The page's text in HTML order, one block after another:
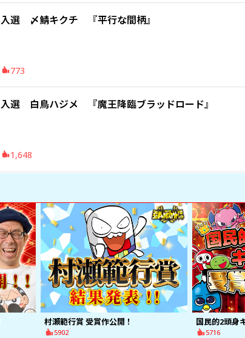
入選 〆鯖キクチ 『平行な間柄』
773
入選 白鳥ハジメ 『魔王降臨ブラッドロード』
1,648
村瀬範行賞 受賞作公開！
5902 5716